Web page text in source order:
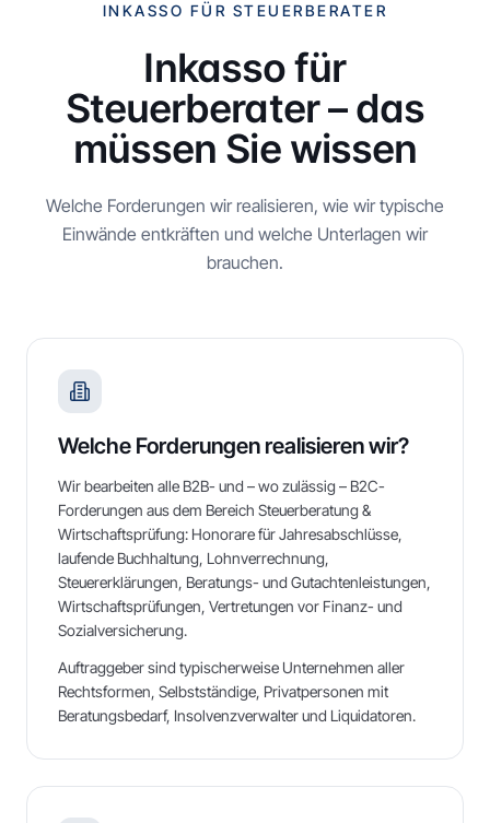
INKASSO FÜR STEUERBERATER
Inkasso für
Steuerberater – das
müssen Sie wissen
Welche Forderungen wir realisieren, wie wir typische
Einwände entkräften und welche Unterlagen wir
brauchen.
Welche Forderungen realisieren wir?
Wir bearbeiten alle B2B- und – wo zulässig – B2C-
Forderungen aus dem Bereich Steuerberatung &
Wirtschaftsprüfung: Honorare für Jahresabschlüsse,
laufende Buchhaltung, Lohnverrechnung,
Steuererklärungen, Beratungs- und Gutachtenleistungen,
Wirtschaftsprüfungen, Vertretungen vor Finanz- und
Sozialversicherung.
Auftraggeber sind typischerweise Unternehmen aller
Rechtsformen, Selbstständige, Privatpersonen mit
Beratungsbedarf, Insolvenzverwalter und Liquidatoren.